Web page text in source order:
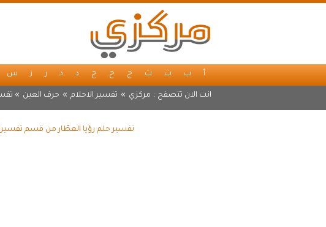
أ ب ت ث ج ح خ د ذ ر ز س
انت الان تتصفح : مركزي » تفسير الاحلام » حرف العين »
تفسير حلم رؤيا العطّار من قسم تفسير